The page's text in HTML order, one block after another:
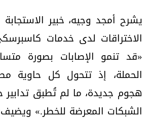
يشرح أمجد وجيه، خبير
الاختراقات لدى خدمات
«قد تنمو الإصابات بصورة
الحملة، إذ تتحول كل حاوية
هجوم جديدة، ما لم تُطبق
الشبكات المعرضة للخطر.»